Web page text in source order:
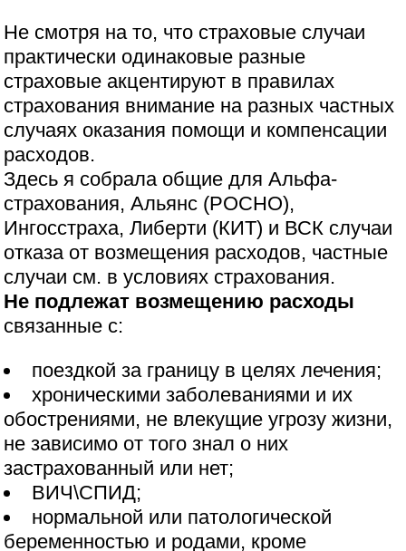
Не смотря на то, что страховые случаи
практически одинаковые разные
страховые акцентируют в правилах
страхования внимание на разных частных
случаях оказания помощи и компенсации
расходов.
Здесь я собрала общие для Альфа-
страхования, Альянс (РОСНО),
Ингосстраха, Либерти (КИТ) и ВСК случаи
отказа от возмещения расходов, частные
случаи см. в условиях страхования.
Не подлежат возмещению расходы
связанные с:
поездкой за границу в целях лечения;
хроническими заболеваниями и их
обострениями, не влекущие угрозу жизни,
не зависимо от того знал о них
застрахованный или нет;
ВИЧ\СПИД;
нормальной или патологической
беременностью и родами, кроме